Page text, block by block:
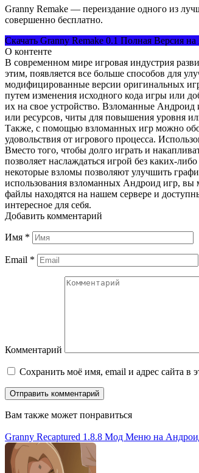
Granny Remake — переиздание одного из
совершенно бесплатно.
Скачать Granny Remake 0.1 Полная Версия
О контенте
В современном мире игровая индустрия
этим, появляется все больше способов для
модифицированные версии оригинальных
путем изменения исходного кода игры или
их на свое устройство. Взломанные
или ресурсов, читы для повышения уровня
Также, с помощью взломанных игр можно
удовольствия от игрового процесса.
Вместо того, чтобы долго играть и
позволяет наслаждаться игрой без каких-
некоторые взломы позволяют улучшить
использования взломанных Андроид игр,
файлы находятся на нашем сервере и
интересное для себя.
Добавить комментарий
Имя *
Email *
Комментарий
Сохранить моё имя, email и адрес сайта в
Вам также может понравиться
Granny Recaptured 1.8.8 Мод Меню на